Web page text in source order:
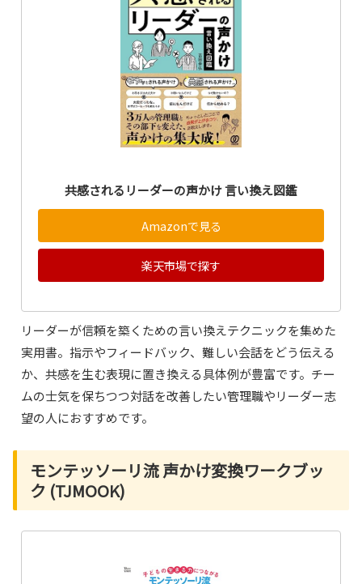
共感されるリーダーの声かけ 言い換え図鑑
Amazonで見る
楽天市場で探す
リーダーが信頼を築くための言い換えテクニックを集めた
実用書。指示やフィードバック、難しい会話をどう伝える
か、共感を生む表現に置き換える具体例が豊富です。チー
ムの士気を保ちつつ対話を改善したい管理職やリーダー志
望の人におすすめです。
モンテッソーリ流 声かけ変換ワークブッ
ク (TJMOOK)